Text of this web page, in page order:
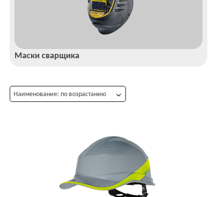
Маски сварщика
Наименование: по возрастанию